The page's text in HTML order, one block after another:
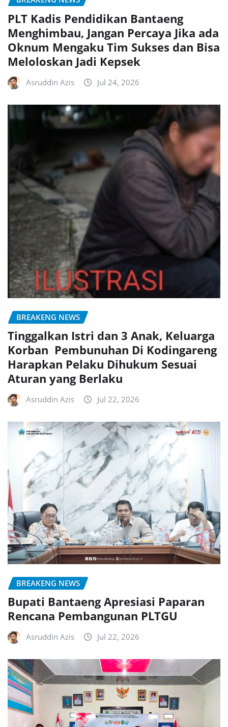
PLT Kadis Pendidikan Bantaeng
Menghimbau, Jangan Percaya Jika ada
Oknum Mengaku Tim Sukses dan Bisa
Meloloskan Jadi Kepsek
Asruddin Azis Jul 24, 2026
BREAKENG NEWS
Tinggalkan Istri dan 3 Anak, Keluarga
Korban Pembunuhan Di Kodingareng
Harapkan Pelaku Dihukum Sesuai
Aturan yang Berlaku
Asruddin Azis Jul 22, 2026
BREAKENG NEWS
Bupati Bantaeng Apresiasi Paparan
Rencana Pembangunan PLTGU
Asruddin Azis Jul 22, 2026